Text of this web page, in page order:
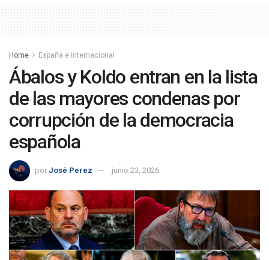
Home España e internacional
Ábalos y Koldo entran en la lista
de las mayores condenas por
corrupción de la democracia
española
por José Perez junio 23, 2026